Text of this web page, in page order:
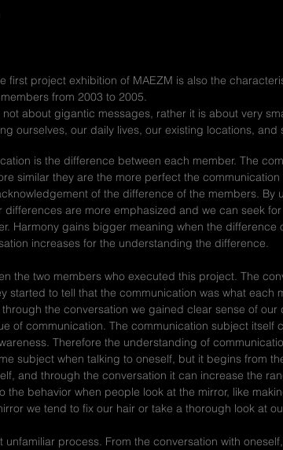
first project exhibition of MAEZM is also the
from 2003 to 2005.
about gigantic messages, rather it is about very
ourselves, our daily lives, our existing locations, and
is the difference between each member. The
similar they are the more perfect the
of the difference of the members.
are more emphasized and we can seek
Harmony gains bigger meaning when the
increases for the understanding the difference.
the two members who executed this project. The
started to tell that the communication was what each
the conversation we gained clear sense of
of communication. The communication subject
Therefore the understanding of
subject when talking to oneself, but it begins from
and through the conversation it can increase the
the behavior when people look at the mirror, like
we tend to fix our hair or take a thorough look at
process. From the conversation with